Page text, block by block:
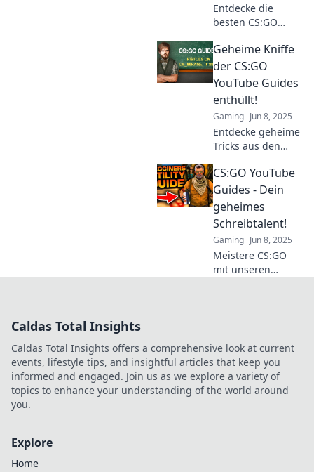
Entdecke die
besten CS:GO
und erobere die
Shooter-Welt! Dein
Weg zu
Spitzenergebnissen
und Ruhm beginnt
hier!
Geheime Kniffe
der CS:GO
YouTube Guides
enthüllt!
Gaming Jun 8, 2025
Entdecke geheime
Tricks aus den
YouTube Guides!
Hol dir die
neusten Tipps und
dominiere das
Spiel wie ein Profi!
CS:GO YouTube
Guides - Dein
geheimes
Schreibtalent!
Gaming Jun 8, 2025
Meistere CS:GO
mit unseren
deinen
Spielaufstieg!
Caldas Total Insights
Caldas Total Insights offers a comprehensive look at current
events, lifestyle tips, and insightful articles that keep you
informed and engaged. Join us as we explore a variety of
topics to enhance your understanding of the world around
you.
Explore
Home